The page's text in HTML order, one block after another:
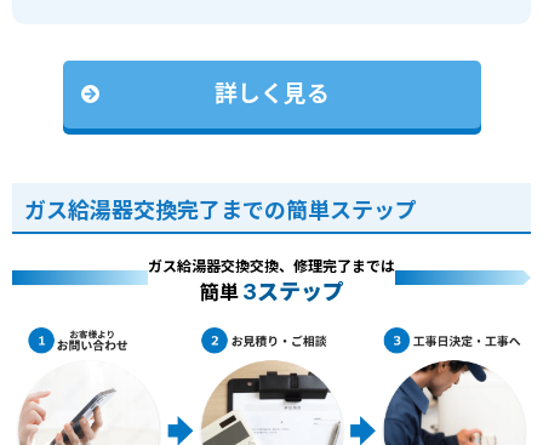
詳しく見る
ガス給湯器交換完了までの簡単ステップ
ガス給湯器交換交換、修理完了までは
簡単 3ステップ